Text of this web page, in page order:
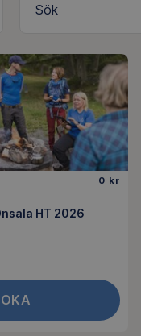
Sök
0 kr
HT 2026